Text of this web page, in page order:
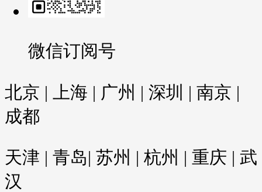
微信订阅号
北京 | 上海 | 广州 | 深圳 | 南京 |
成都
天津 | 青岛| 苏州 | 杭州 | 重庆 | 武
汉